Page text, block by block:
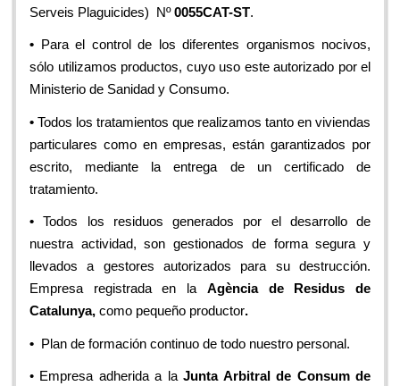
Serveis Plaguicides) Nº0055CAT-ST.
• Para el control de los diferentes organismos nocivos,
sólo utilizamos productos, cuyo uso este autorizado por el
Ministerio de Sanidad y Consumo.
• Todos los tratamientos que realizamos tanto en viviendas
particulares como en empresas, están garantizados por
escrito, mediante la entrega de un certificado de
tratamiento.
• Todos los residuos generados por el desarrollo de
nuestra actividad, son gestionados de forma segura y
llevados a gestores autorizados para su destrucción.
Empresa registrada en la Agència de Residus de
Catalunya, como pequeño productor.
• Plan de formación continuo de todo nuestro personal.
• Empresa adherida a laJunta Arbitral de Consum de